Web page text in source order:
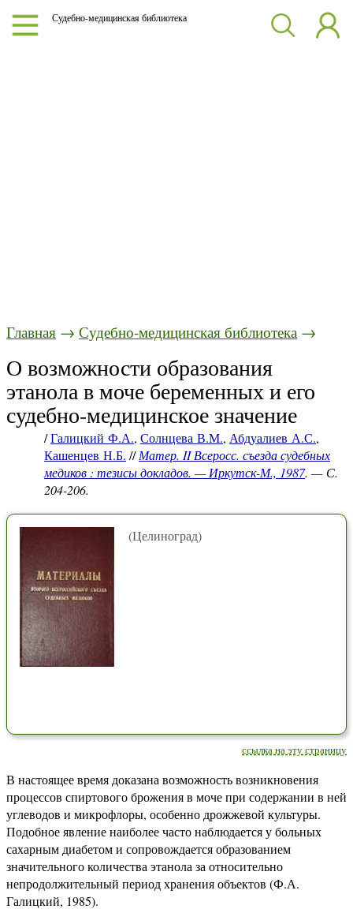
Судебно-медицинская библиотека
Главная → Судебно-медицинская библиотека →
О возможности образования
этанола в моче беременных и его
судебно-медицинское значение
/Галицкий Ф.А., Солнцева В.М., Абдуалиев А.С.,
Кашенцев Н.Б. //Матер. II Всеросс. съезда судебных
медиков : тезисы докладов. — Иркутск-М., 1987. — С.
204-206.
(Целиноград)
ссылка на эту страницу
В настоящее время доказана возможность возникновения
процессов спиртового брожения в моче при содержании в ней
углеводов и микрофлоры, особенно дрожжевой культуры.
Подобное явление наиболее часто наблюдается у больных
сахарным диабетом и сопровождается образованием
значительного количества этанола за относительно
непродолжительный период хранения объектов (Ф.А.
Галицкий, 1985).